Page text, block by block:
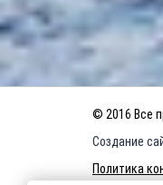
© 2016 Все
Создание
Политика